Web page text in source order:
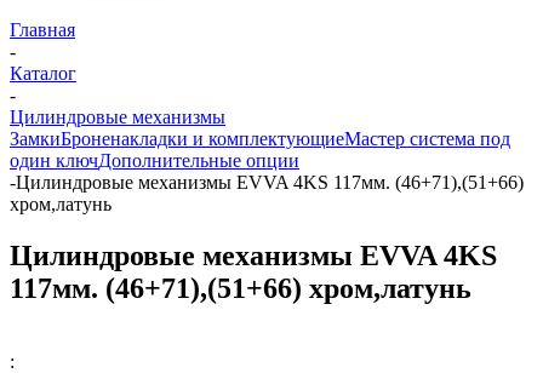
Главная
-
Каталог
-
Цилиндровые механизмы
ЗамкиБроненакладки и комплектующиеМастер система под
один ключДополнительные опции
-Цилиндровые механизмы EVVA 4KS 117мм. (46+71),(51+66)
хром,латунь
Цилиндровые механизмы EVVA 4KS
117мм. (46+71),(51+66) хром,латунь
: